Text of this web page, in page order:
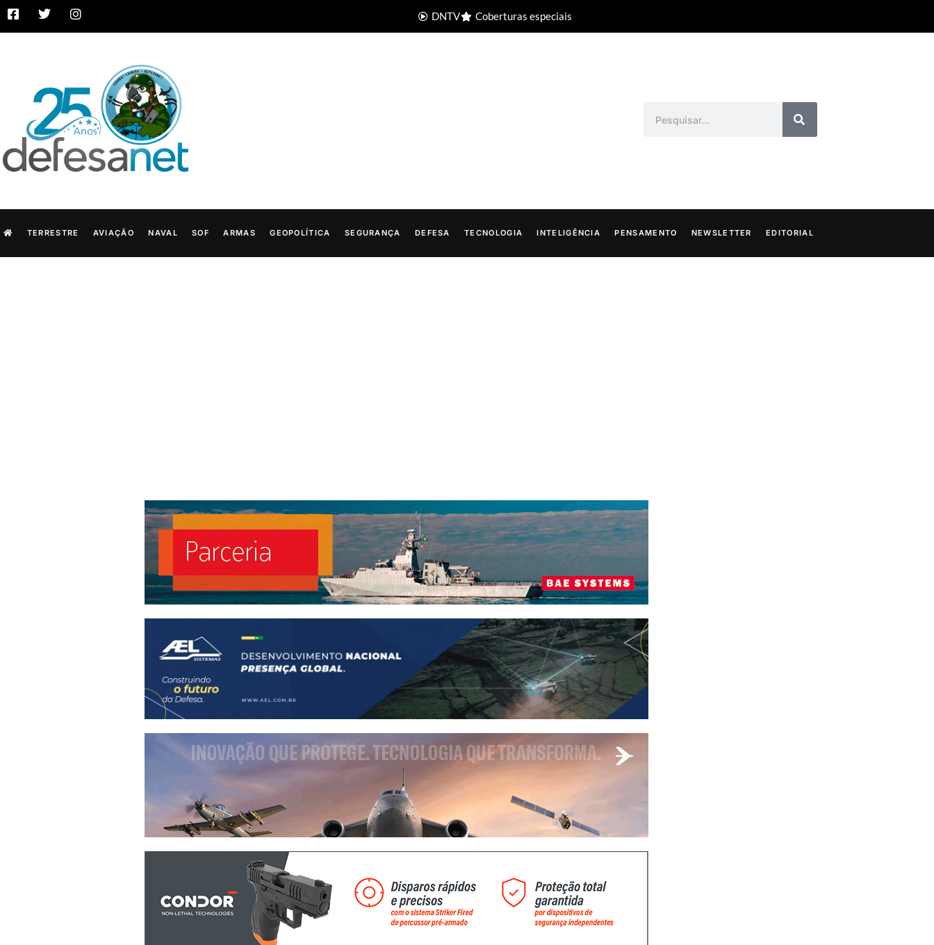
DNTV Coberturas especiais
TERRESTRE AVIAÇÃO NAVAL SOF ARMAS GEOPOLÍTICA SEGURANÇA DEFESA TECNOLOGIA INTELIGÊNCIA PENSAMENTO NEWSLETTER EDITORIAL